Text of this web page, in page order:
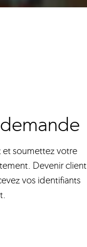
et soumettez votre
Devenir client
vos identifiants